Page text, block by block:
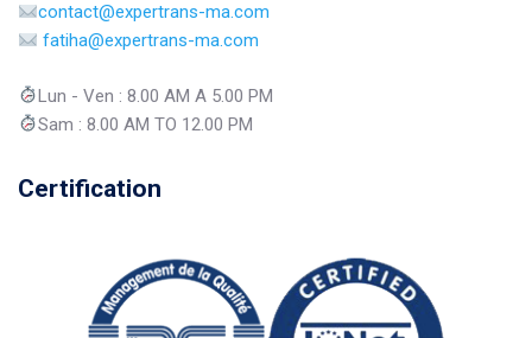
contact@expertrans-ma.com
fatiha@expertrans-ma.com
Lun - Ven : 8.00 AM A 5.00 PM
Sam : 8.00 AM TO 12.00 PM
Certification